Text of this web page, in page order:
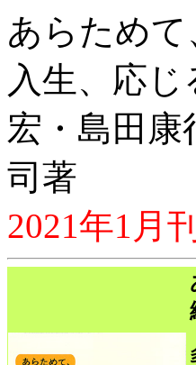
あらため
入生、応
宏・島田康
司著
2021年1月